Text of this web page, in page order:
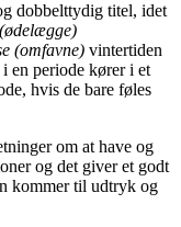
dobbelttydig titel, idet
(omfavne) vintertiden
en periode kører i et
hvis de bare føles
om at have og
og det giver et godt
kommer til udtryk og